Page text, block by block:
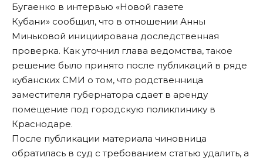
Бугаенко в интервью «Новой газете
Кубани» сообщил, что в отношении Анны
Миньковой инициирована доследственная
проверка. Как уточнил глава ведомства, такое
решение было принято после публикаций в ряде
кубанских СМИ о том, что родственница
заместителя губернатора сдает в аренду
помещение под городскую поликлинику в
Краснодаре.
После публикации материала чиновница
обратилась в суд с требованием статью удалить, а